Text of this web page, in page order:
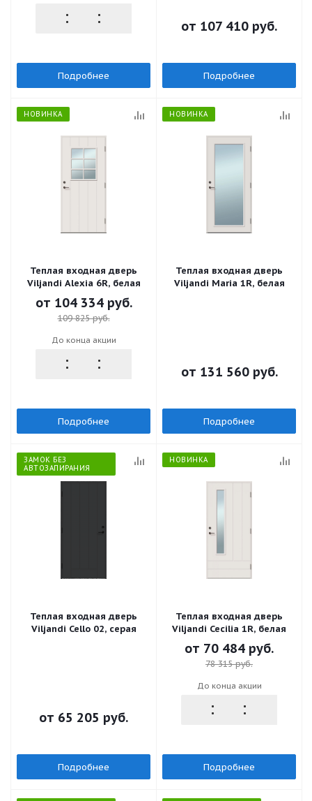
Подробнее
от 107 410 руб.
Подробнее
НОВИНКА
Теплая входная дверь
Viljandi Alexia 6R, белая
от 104 334 руб.
109 825 руб.
До конца акции
Подробнее
НОВИНКА
Теплая входная дверь
Viljandi Maria 1R, белая
от 131 560 руб.
Подробнее
ЗАМОК БЕЗ
АВТОЗАПИРАНИЯ
Теплая входная дверь
Viljandi Cello 02, серая
от 65 205 руб.
Подробнее
НОВИНКА
Теплая входная дверь
Viljandi Cecilia 1R, белая
от 70 484 руб.
78 315 руб.
До конца акции
Подробнее